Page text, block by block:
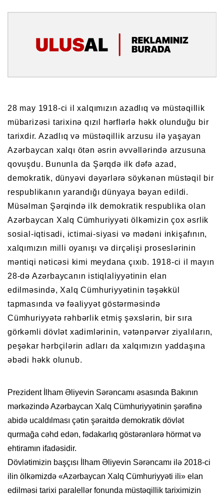
28 may 1918-ci il xalqımızın azadlıq və müstəqillik
mübarizəsi tarixinə qızıl hərflərlə həkk olunduğu bir
tarixdir. Azadlıq və müstəqillik arzusu ilə yaşayan
Azərbaycan xalqı ötən əsrin əvvəllərində arzusuna
qovuşdu. Bununla da Şərqdə ilk dəfə azad,
demokratik, dünyəvi dəyərlərə söykənən müstəqil bir
respublikanın yarandığı dünyaya bəyan edildi.
Müsəlman Şərqində ilk demokratik respublika olan
Azərbaycan Xalq Cümhuriyyəti ölkəmizin çox əsrlik
sosial-iqtisadi, ictimai-siyasi və mədəni inkişafının,
xalqımızın milli oyanışı və dirçəlişi proseslərinin
məntiqi nəticəsi kimi meydana çıxıb. 1918-ci il mayın
28-də Azərbaycanın istiqlaliyyətinin elan
edilməsində, Xalq Cümhuriyyətinin təşəkkül
tapmasında və fəaliyyət göstərməsində
Cümhuriyyətə rəhbərlik etmiş şəxslərin, bir sıra
görkəmli dövlət xadimlərinin, vətənpərvər ziyalıların,
peşəkar hərbçilərin adları da xalqımızın yaddaşına
əbədi həkk olunub.
Prezident İlham Əliyevin Sərəncamı əsasında Bakının
mərkəzində Azərbaycan Xalq Cümhuriyyətinin şərəfinə
abidə ucaldılması çətin şəraitdə demokratik dövlət
qurmağa cəhd edən, fədakarlıq göstərənlərə hörmət və
ehtiramın ifadəsidir.
Dövlətimizin başçısı İlham Əliyevin Sərəncamı ilə 2018-ci
ilin ölkəmizdə «Azərbaycan Xalq Cümhuriyyəti ili» elan
edilməsi tarixi paralellər fonunda müstəqillik tariximizin